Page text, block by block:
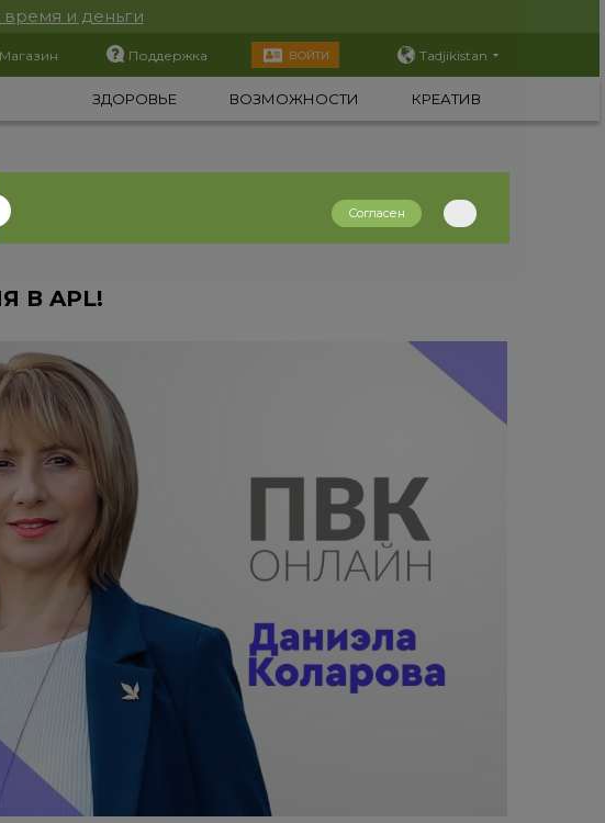
и деньги
Магазин Поддержка ВОЙТИ Tadjikistan
ЗДОРОВЬЕ ВОЗМОЖНОСТИ КРЕАТИВ
В APL!
Согласен